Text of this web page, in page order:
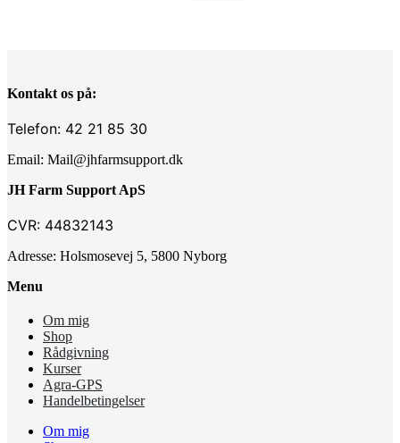
Kontakt os på:
Telefon: 42 21 85 30
Email: Mail@jhfarmsupport.dk
JH Farm Support ApS
CVR: 44832143
Adresse: Holsmosevej 5, 5800 Nyborg
Menu
Om mig
Shop
Rådgivning
Kurser
Agra-GPS
Handelbetingelser
Om mig